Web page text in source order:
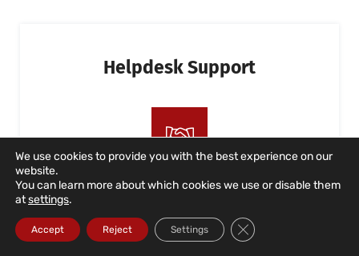
Helpdesk Support
IT support for users, both on-site and
and business-oriented support
We use cookies to provide you with the best experience on our
website.
You can learn more about which cookies we use or disable them
atsettings.
Accept Reject Settings Close GDPR Cookie